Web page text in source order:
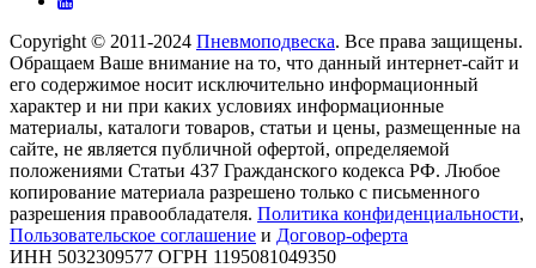
Copyright © 2011-2024 Пневмоподвеска. Все права защищены.
Обращаем Ваше внимание на то, что данный интернет-сайт и
его содержимое носит исключительно информационный
характер и ни при каких условиях информационные
материалы, каталоги товаров, статьи и цены, размещенные на
сайте, не является публичной офертой, определяемой
положениями Статьи 437 Гражданского кодекса РФ. Любое
копирование материала разрешено только с письменного
разрешения правообладателя. Политика конфиденциальности,
Пользовательское соглашение и Договор-оферта
ИНН 5032309577 ОГРН 1195081049350